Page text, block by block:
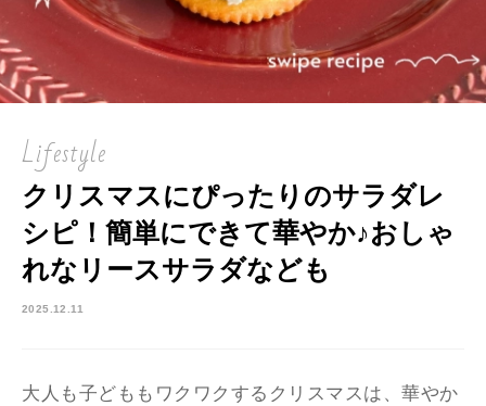
Lifestyle
クリスマスにぴったりのサラダレ
シピ！簡単にできて華やか♪おしゃ
れなリースサラダなども
2025.12.11
大人も子どももワクワクするクリスマスは、華やか